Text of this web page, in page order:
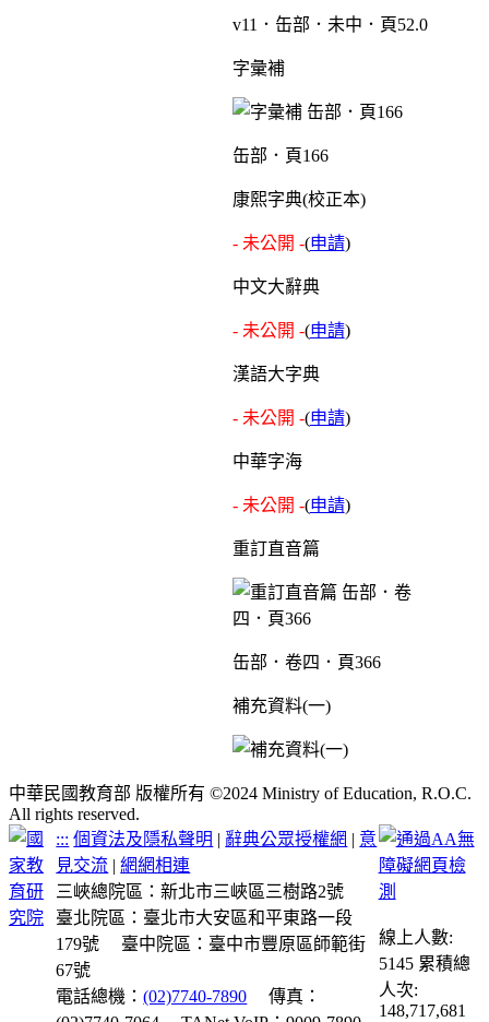
v11．缶部．未中．頁52.0
字彙補
缶部．頁166
康熙字典(校正本)
- 未公開 -(申請)
中文大辭典
- 未公開 -(申請)
漢語大字典
- 未公開 -(申請)
中華字海
- 未公開 -(申請)
重訂直音篇
缶部．卷四．頁366
補充資料(一)
中華民國教育部 版權所有 ©2024 Ministry of Education, R.O.C.
All rights reserved.
::: 個資法及隱私聲明 | 辭典公眾授權網 | 意
見交流 |網網相連
三峽總院區：新北市三峽區三樹路2號
臺北院區：臺北市大安區和平東路一段
179號
臺中院區：臺中市豐原區師範街
67號
電話總機：(02)7740-7890
傳真：
線上人數:
5145 累積總
人次:
148,717,681